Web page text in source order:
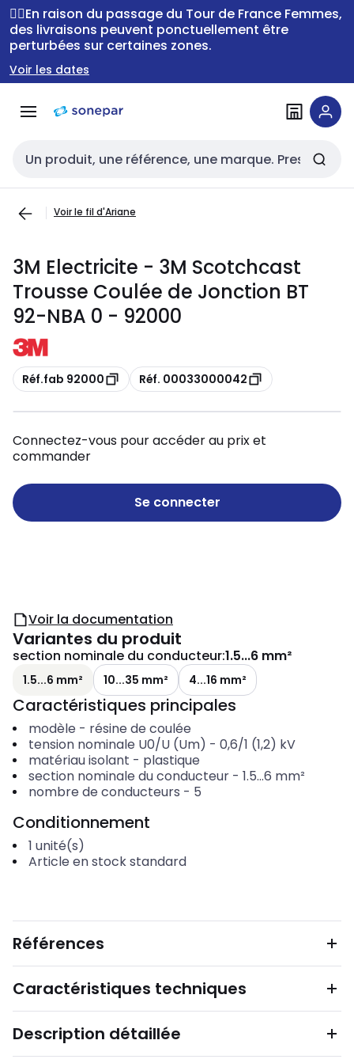
Passer à la
navigation
Passer
au
contenu
🚴‍♂️En raison du passage du Tour de France Femmes,
des livraisons peuvent ponctuellement être
perturbées sur certaines zones.
Voir les dates
Entrée de recherche
Voir le fil d'Ariane
3M Electricite - 3M Scotchcast
Trousse Coulée de Jonction BT
92-NBA 0 - 92000
Copie
Réf.fab 92000 Copie
Réf. 00033000042
Connectez-vous pour accéder au prix et
commander
Se connecter
Voir la documentation
Variantes du produit
section nominale du conducteur:1.5...6 mm²
1.5...6 mm² 10...35 mm² 4...16 mm²
Caractéristiques principales
modèle - résine de coulée
tension nominale U0/U (Um) - 0,6/1 (1,2) kV
matériau isolant - plastique
section nominale du conducteur- 1.5...6 mm²
nombre de conducteurs - 5
Conditionnement
1 unité(s)
Article en stock standard
Références
Caractéristiques techniques
Description détaillée